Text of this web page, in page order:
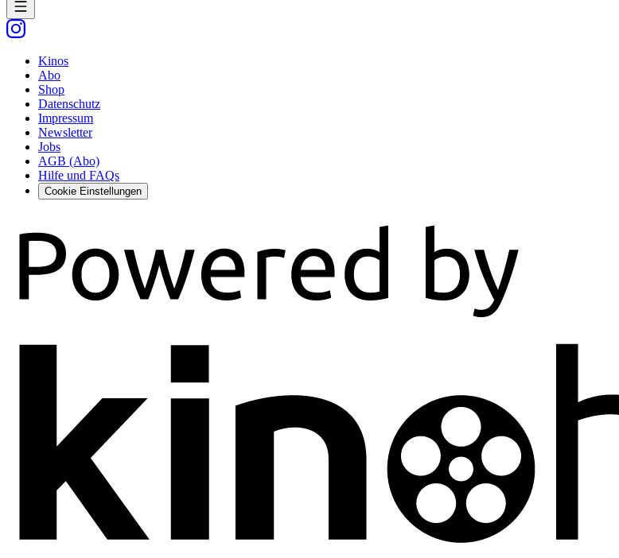
Kinos
Abo
Shop
Datenschutz
Impressum
Newsletter
Jobs
AGB (Abo)
Hilfe und FAQs
Cookie Einstellungen